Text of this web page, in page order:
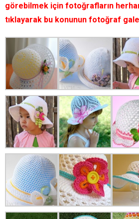
görebilmek için fotoğrafların
tıklayarak bu konunun fotoğraf